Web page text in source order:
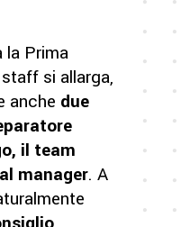
la Prima
si allarga,
anche due
il team
manager. A